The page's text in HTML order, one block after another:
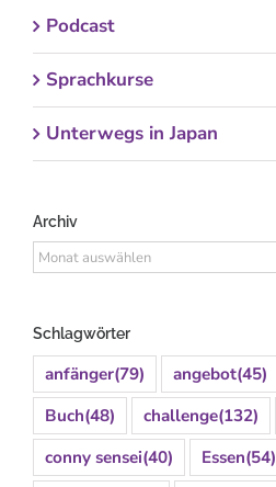
Podcast
Sprachkurse
Unterwegs in Japan
Archiv
Archiv
Schlagwörter
anfänger(79) angebot(45)
Buch(48) challenge(132)
conny sensei(40) Essen(54)